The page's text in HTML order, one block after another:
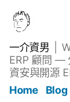
一介資男
ERP 顧問 —
資安與開源
Home
Blog
文章